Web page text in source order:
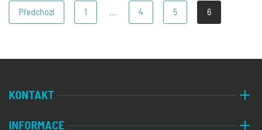
Předchozí 1 4 5 6
KONTAKT
INFORMACE